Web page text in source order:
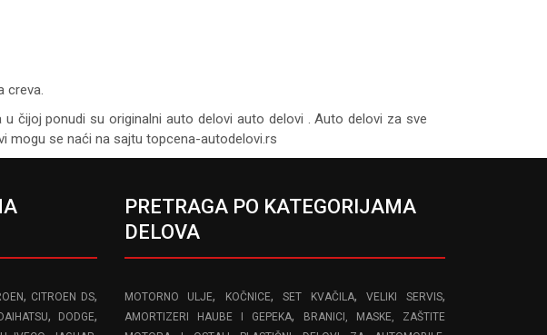
creva.
čijoj ponudi su originalni auto delovi auto delovi . Auto delovi za sve
mogu se naći na sajtu topcena-autodelovi.rs
, CITROEN DS,
DAIHATSU, DODGE,
PRETRAGA PO KATEGORIJAMA
DELOVA
MOTORNO ULJE, KOČNICE,SET KVAČILA,VELIKI SERVIS,
AMORTIZERI HAUBE I GEPEKA,
BRANICI, MASKE, ZAŠTITE